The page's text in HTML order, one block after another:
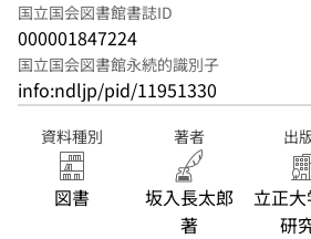
国立国会図書館書誌ID
000001847224
国立国会図書館永続的識別子
info:ndljp/pid/11951330
資料種別
図書
著者
坂入長太郎
著
出
立正
研